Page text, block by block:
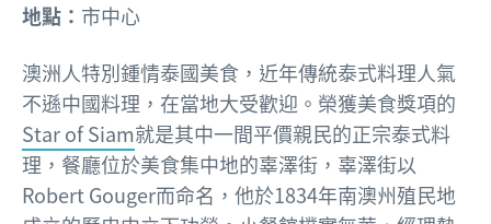
地點： 市中心
澳洲人特別鍾情泰國美食，近年傳統泰式料理人氣
不遜中國料理，在當地大受歡迎。榮獲美食獎項的
Star of Siam就是其中一間平價親民的正宗泰式料
理，餐廳位於美食集中地的辜澤街，辜澤街以
Robert Gouger而命名，他於1834年南澳州殖民地